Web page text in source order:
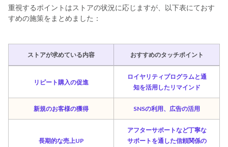
重視するポイントはストアの状況に応じますが、以下表にておす
すめの施策をまとめました：
ストアが求めている内容 おすすめのタッチポイント
リピート購入の促進
ロイヤリティプログラムと通
知を活用したリマインド
新規のお客様の獲得 SNSの利用、広告の活用
長期的な売上UP
アフターサポートなど丁寧な
サポートを通した信頼関係の